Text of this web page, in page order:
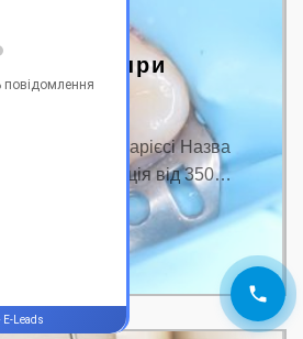
зубів при
зубів при карієсі Назва
грн. Консультація від 350…